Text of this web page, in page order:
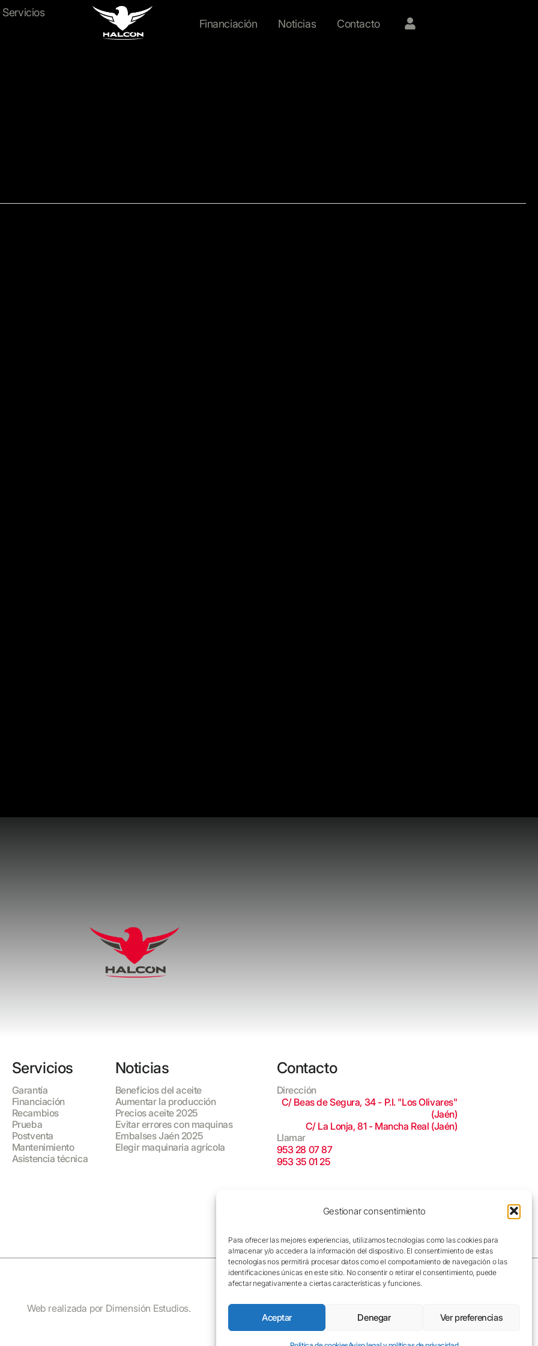
Gestionar consentimiento
Para ofrecer las mejores experiencias, utilizamos tecnologías como las cookies para
almacenar y/o acceder a la información del dispositivo. El consentimiento de estas
tecnologías nos permitirá procesar datos como el comportamiento de navegación o las
identificaciones únicas en este sitio. No consentir o retirar el consentimiento, puede
afectar negativamente a ciertas características y funciones.
Aceptar Denegar Ver preferencias
Servicios
Financiación
Noticias Contacto
Servicios
Garantía
Financiación
Recambios
Prueba
Postventa
Mantenimiento
Asistencia técnica
Noticias
Beneficios del aceite
Aumentar la producción
Precios aceite 2025
Evitar errores con maquinas
Embalses Jaén 2025
Elegir maquinaria agrícola
Contacto
Dirección
C/ Beas de Segura, 34 - P.I. "Los Olivares"
(Jaén)
C/ La Lonja, 81 - Mancha Real (Jaén)
Llamar
953 28 07 87
953 35 01 25
Web realizada por Dimensión Estudios. Aviso legal. I
s
F
c